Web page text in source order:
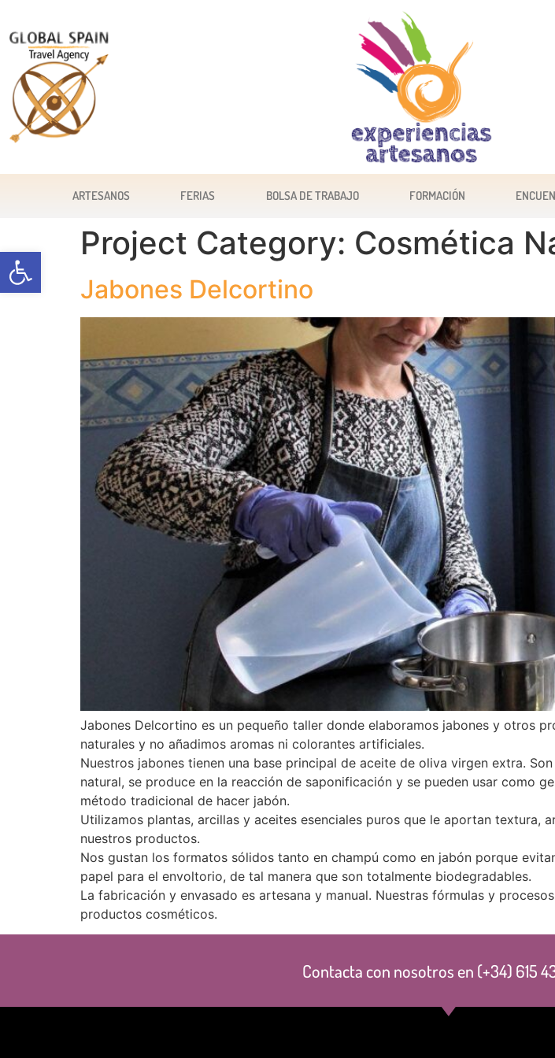
Abrir barra de herramientas
ARTESANOS FERIAS BOLSA DE TRABAJO FORMACIÓN
Project Category: Cosmética
Jabones Delcortino
Jabones Delcortino es un pequeño taller donde elaboramos jabones y otros
naturales y no añadimos aromas ni colorantes artificiales.
Nuestros jabones tienen una base principal de aceite de oliva virgen extra.
natural, se produce en la reacción de saponificación y se pueden usar como
método tradicional de hacer jabón.
Utilizamos plantas, arcillas y aceites esenciales puros que le aportan textura,
nuestros productos.
Nos gustan los formatos sólidos tanto en champú como en jabón porque
papel para el envoltorio, de tal manera que son totalmente biodegradables.
La fabricación y envasado es artesana y manual. Nuestras fórmulas y
productos cosméticos.
Contacta con nosotros en (+34) 615